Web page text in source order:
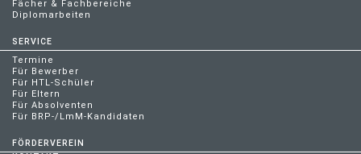
Fächer & Fachbereiche
Diplomarbeiten
SERVICE
Termine
Für Bewerber
Für HTL-Schüler
Für Eltern
Für Absolventen
Für BRP-/LmM-Kandidaten
FÖRDERVEREIN